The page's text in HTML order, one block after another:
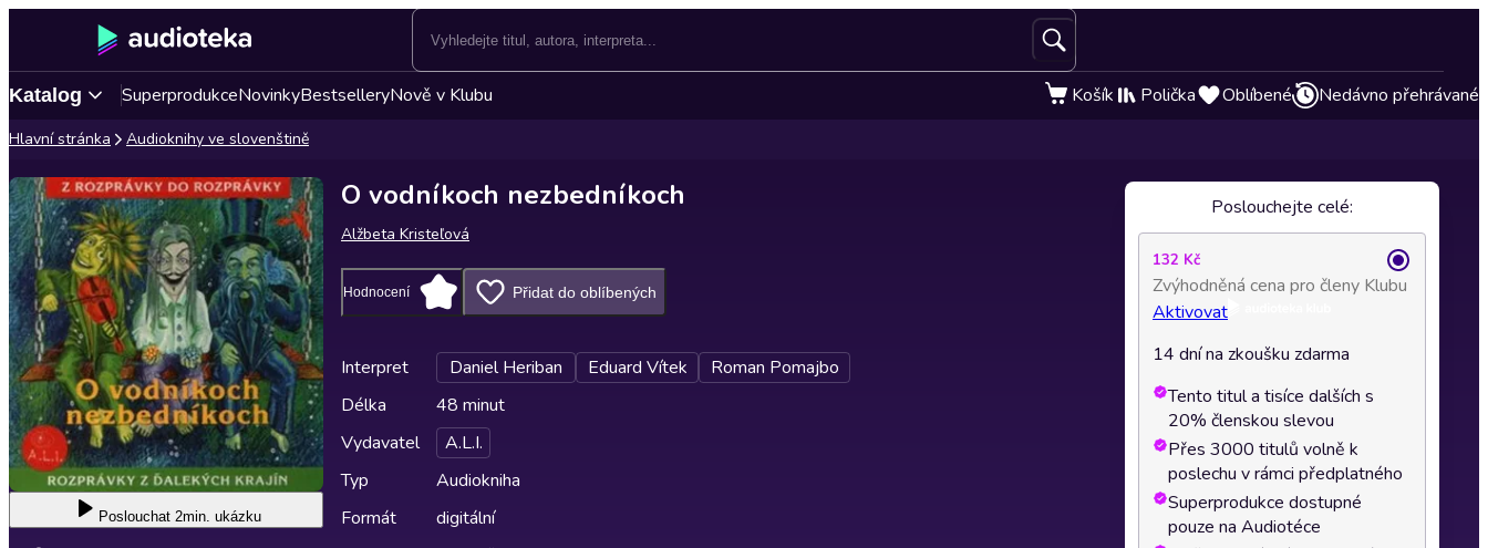
Katalog SuperprodukceNovinkyBestselleryNově v Klubu Košík Polička Oblíbené Nedávno přehrávané
Hlavní stránka Audioknihy ve slovenštině
Poslouchat 2min. ukázku
O vodníkoch nezbedníkoch
Alžbeta Kristeľová
Hodnocení Přidat do oblíbených
Interpret Daniel Heriban Eduard Vítek
Roman Pomajbo
Délka
48 minut
Vydavatel
A.L.I.
Typ
Audiokniha
Formát
digitální
Poslouchejte celé:
132 Kč
Zvýhodněná cena pro členy Klubu
Aktivovat
14 dní na zkoušku zdarma
Tento titul a tisíce dalších s
20% členskou slevou
Přes 3000 titulů volně k
poslechu v rámci předplatného
Superprodukce dostupné
pouze na Audiotéce